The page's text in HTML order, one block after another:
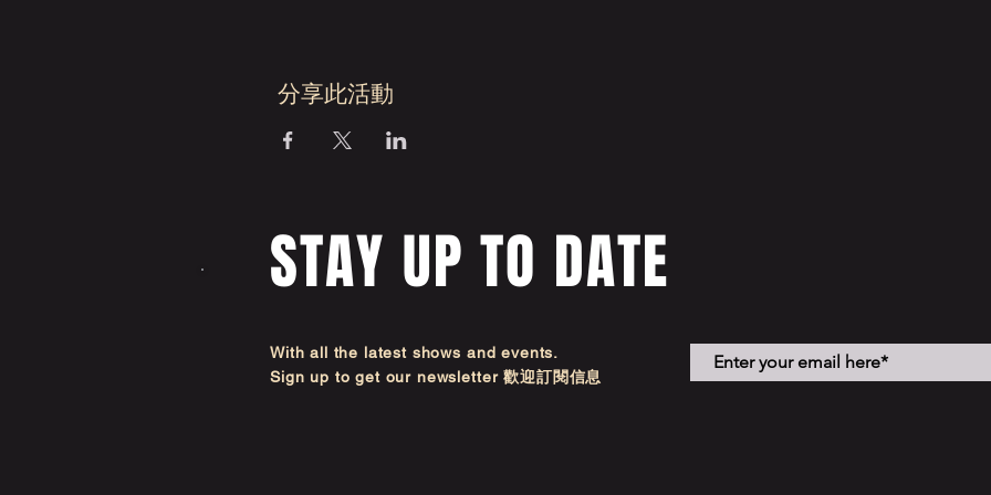
分享此活動
STAY UP TO DATE
With all the latest shows and events.
Sign up to get our newsletter 歡迎訂閱信息